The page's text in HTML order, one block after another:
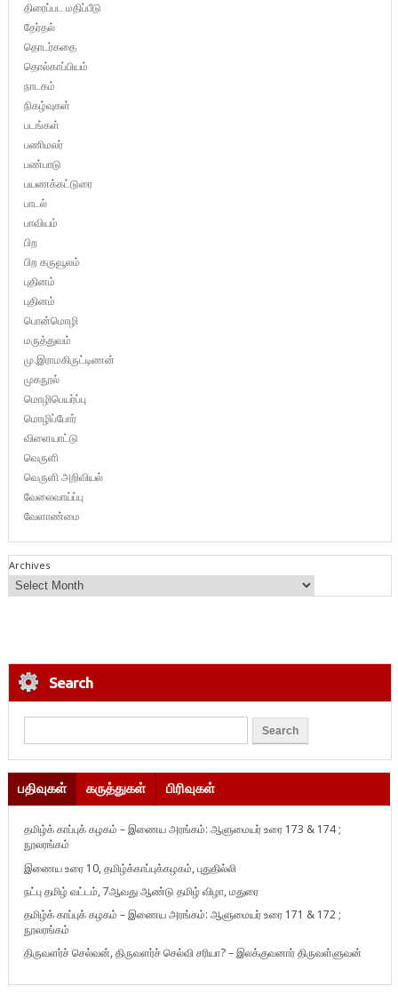
திரைப்பட மதிப்பீடு
தேர்தல்
தொடர்கதை
தொல்காப்பியம்
நாடகம்
நிகழ்வுகள்
படங்கள்
பணிமலர்
பண்பாடு
பயணக்கட்டுரை
பாடல்
பாவியம்
பிற
பிற கருவூலம்
புதினம்
புதினம்
பொன்மொழி
மருத்துவம்
மு.இராமகிருட்டிணன்
முகநூல்
மொழிபெயர்ப்பு
மொழிப்போர்
விளையாட்டு
வெருளி
வெருளி அறிவியல்
வேலைவாய்ப்பு
வேளாண்மை
Archives
Search
பதிவுகள் கருத்துகள் பிரிவுகள்
தமிழ்க் காப்புக் கழகம் – இணைய அரங்கம்: ஆளுமையர் உரை 173 & 174 ;
நூலரங்கம்
இணைய உரை 10, தமிழ்க்காப்புக்கழகம், புதுதில்லி
நட்பு தமிழ் வட்டம், 7ஆவது ஆண்டு தமிழ் விழா, மதுரை
தமிழ்க் காப்புக் கழகம் – இணைய அரங்கம்: ஆளுமையர் உரை 171 & 172 ;
நூலரங்கம்
திருவளர்ச் செல்வன், திருவளர்ச் செல்வி சரியா? – இலக்குவனார் திருவள்ளுவன்